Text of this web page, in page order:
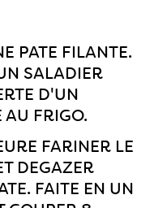
PATE FILANTE.
SALADIER
D'UN
AU FRIGO.
FARINER LE
DEGAZER
FAITE EN UN